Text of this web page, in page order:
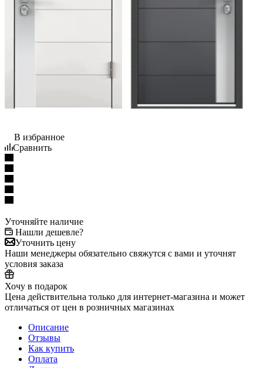
В избранное
Сравнить
Уточняйте наличие
Нашли дешевле?
Уточнить цену
Наши менеджеры обязательно свяжутся с вами и уточнят
условия заказа
Хочу в подарок
Цена действительна только для интернет-магазина и может
отличаться от цен в розничных магазинах
Описание
Отзывы
Как купить
Оплата